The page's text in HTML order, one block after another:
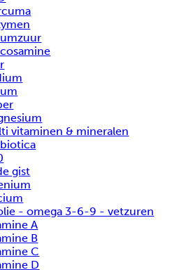
vitaminen & mineralen
gist
- omega 3-6-9 - vetzuren
A
B
C
D